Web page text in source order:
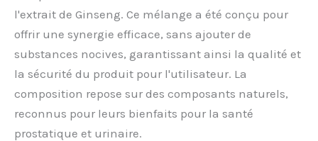
l'extrait de Ginseng. Ce mélange a été conçu pour
offrir une synergie efficace, sans ajouter de
substances nocives, garantissant ainsi la qualité et
la sécurité du produit pour l'utilisateur. La
composition repose sur des composants naturels,
reconnus pour leurs bienfaits pour la santé
prostatique et urinaire.